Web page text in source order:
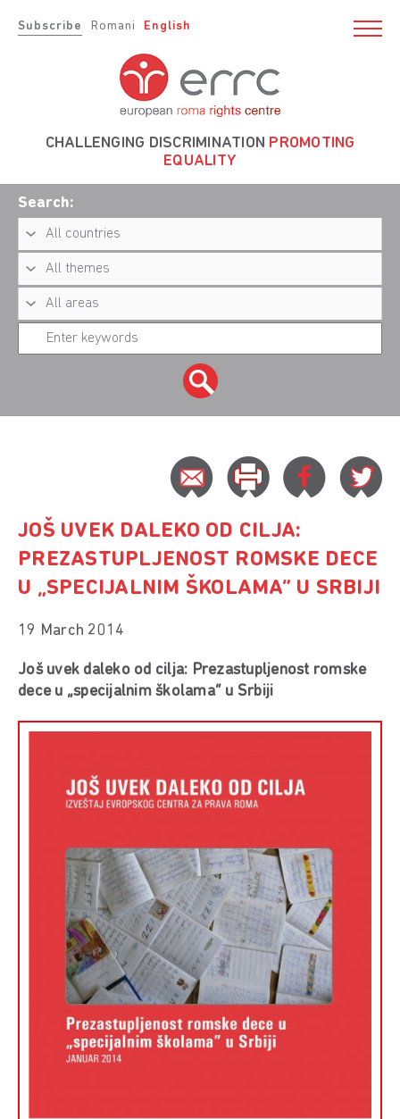
Subscribe Romani English
CHALLENGING DISCRIMINATION PROMOTING
EQUALITY
Search:
JOŠ UVEK DALEKO OD CILJA:
PREZASTUPLJENOST ROMSKE DECE
U „SPECIJALNIM ŠKOLAMA” U SRBIJI
19 March 2014
Još uvek daleko od cilja: Prezastupljenost romske
dece u „specijalnim školama” u Srbiji